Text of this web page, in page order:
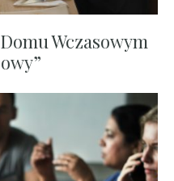
Wczasowym